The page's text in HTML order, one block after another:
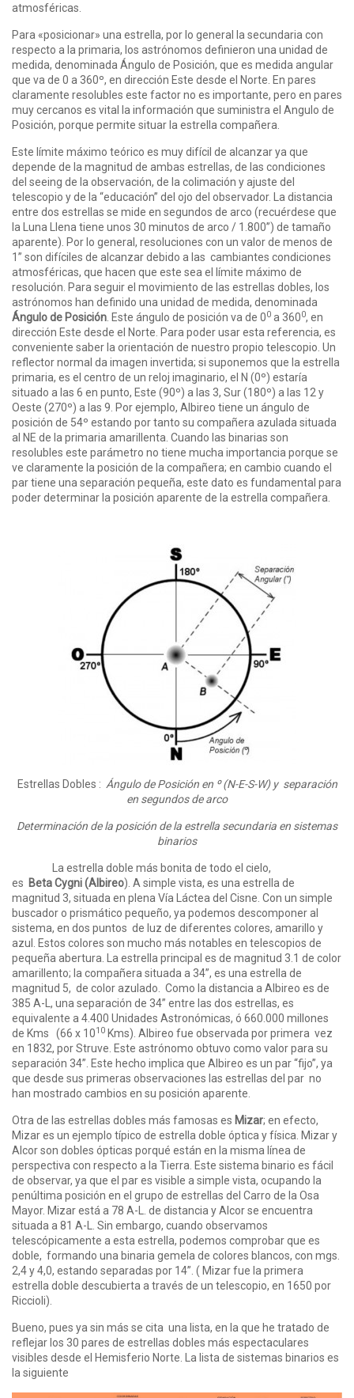
atmosféricas.
Para «posicionar» una estrella, por lo general la secundaria con
respecto a la primaria, los astrónomos definieron una unidad de
medida, denominada Ángulo de Posición, que es medida angular
que va de 0 a 360º, en dirección Este desde el Norte. En pares
claramente resolubles este factor no es importante, pero en pares
muy cercanos es vital la información que suministra el Angulo de
Posición, porque permite situar la estrella compañera.
Este límite máximo teórico es muy difícil de alcanzar ya que
depende de la magnitud de ambas estrellas, de las condiciones
del seeing de la observación, de la colimación y ajuste del
telescopio y de la “educación” del ojo del observador. La distancia
entre dos estrellas se mide en segundos de arco (recuérdese que
la Luna Llena tiene unos 30 minutos de arco / 1.800”) de tamaño
aparente). Por lo general, resoluciones con un valor de menos de
1” son difíciles de alcanzar debido a las cambiantes condiciones
atmosféricas, que hacen que este sea el límite máximo de
resolución. Para seguir el movimiento de las estrellas dobles, los
astrónomos han definido una unidad de medida, denominada
Ángulo de Posición. Este ángulo de posición va de 00 a 3600, en
dirección Este desde el Norte. Para poder usar esta referencia, es
conveniente saber la orientación de nuestro propio telescopio. Un
reflector normal da imagen invertida; si suponemos que la estrella
primaria, es el centro de un reloj imaginario, el N (0º) estaría
situado a las 6 en punto, Este (90º) a las 3, Sur (180º) a las 12 y
Oeste (270º) a las 9. Por ejemplo, Albireo tiene un ángulo de
posición de 54º estando por tanto su compañera azulada situada
al NE de la primaria amarillenta. Cuando las binarias son
resolubles este parámetro no tiene mucha importancia porque se
ve claramente la posición de la compañera; en cambio cuando el
par tiene una separación pequeña, este dato es fundamental para
poder determinar la posición aparente de la estrella compañera.
Estrellas Dobles : Ángulo de Posición en º (N-E-S-W) y separación
en segundos de arco
Determinación de la posición de la estrella secundaria en sistemas
binarios
La estrella doble más bonita de todo el cielo,
es Beta Cygni (Albireo). A simple vista, es una estrella de
magnitud 3, situada en plena Vía Láctea del Cisne. Con un simple
buscador o prismático pequeño, ya podemos descomponer al
sistema, en dos puntos de luz de diferentes colores, amarillo y
azul. Estos colores son mucho más notables en telescopios de
pequeña abertura. La estrella principal es de magnitud 3.1 de color
amarillento; la compañera situada a 34”, es una estrella de
magnitud 5, de color azulado. Como la distancia a Albireo es de
385 A-L, una separación de 34” entre las dos estrellas, es
equivalente a 4.400 Unidades Astronómicas, ó 660.000 millones
de Kms (66 x 1010 Kms). Albireo fue observada por primera vez
en 1832, por Struve. Este astrónomo obtuvo como valor para su
separación 34”. Este hecho implica que Albireo es un par “fijo”, ya
que desde sus primeras observaciones las estrellas del par no
han mostrado cambios en su posición aparente.
Otra de las estrellas dobles más famosas es Mizar; en efecto,
Mizar es un ejemplo típico de estrella doble óptica y física. Mizar y
Alcor son dobles ópticas porqué están en la misma línea de
perspectiva con respecto a la Tierra. Este sistema binario es fácil
de observar, ya que el par es visible a simple vista, ocupando la
penúltima posición en el grupo de estrellas del Carro de la Osa
Mayor. Mizar está a 78 A-L. de distancia y Alcor se encuentra
situada a 81 A-L. Sin embargo, cuando observamos
telescópicamente a esta estrella, podemos comprobar que es
doble, formando una binaria gemela de colores blancos, con mgs.
2,4 y 4,0, estando separadas por 14”. ( Mizar fue la primera
estrella doble descubierta a través de un telescopio, en 1650 por
Riccioli).
Bueno, pues ya sin más se cita una lista, en la que he tratado de
reflejar los 30 pares de estrellas dobles más espectaculares
visibles desde el Hemisferio Norte. La lista de sistemas binarios es
la siguiente